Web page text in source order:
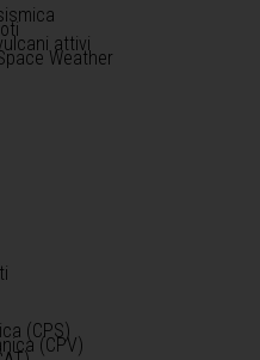
attivi
Weather
(CPS)
(CPV)